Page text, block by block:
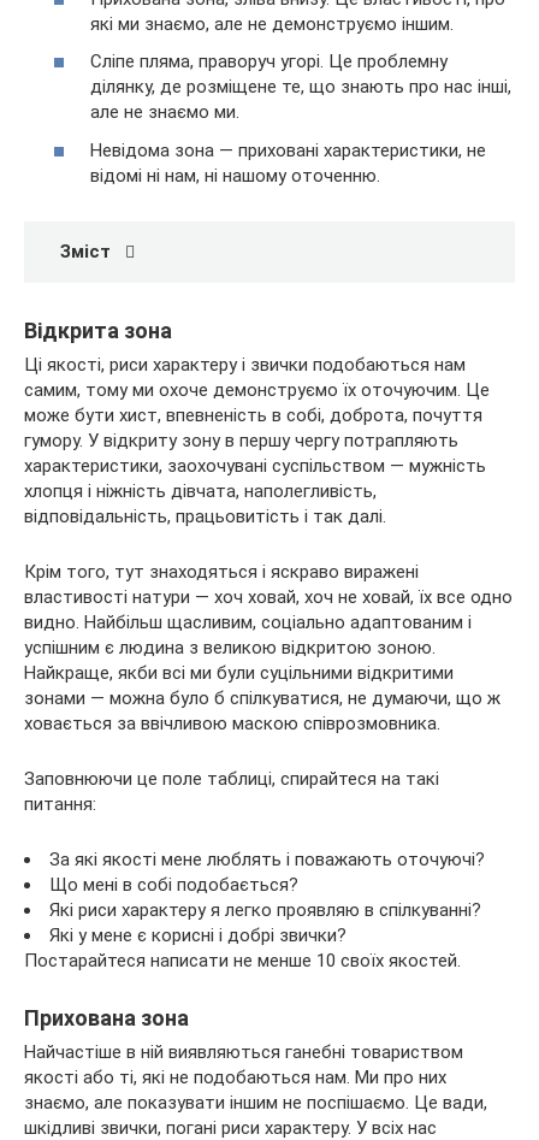
які ми знаємо, але не демонструємо іншим.
Сліпе пляма, праворуч угорі. Це проблемну
ділянку, де розміщене те, що знають про нас інші,
але не знаємо ми.
Невідома зона — приховані характеристики, не
відомі ні нам, ні нашому оточенню.
Зміст
Відкрита зона
Ці якості, риси характеру і звички подобаються нам
самим, тому ми охоче демонструємо їх оточуючим. Це
може бути хист, впевненість в собі, доброта, почуття
гумору. У відкриту зону в першу чергу потрапляють
характеристики, заохочувані суспільством — мужність
хлопця і ніжність дівчата, наполегливість,
відповідальність, працьовитість і так далі.
Крім того, тут знаходяться і яскраво виражені
властивості натури — хоч ховай, хоч не ховай, їх все одно
видно. Найбільш щасливим, соціально адаптованим і
успішним є людина з великою відкритою зоною.
Найкраще, якби всі ми були суцільними відкритими
зонами — можна було б спілкуватися, не думаючи, що ж
ховається за ввічливою маскою співрозмовника.
Заповнюючи це поле таблиці, спирайтеся на такі
питання:
За які якості мене люблять і поважають оточуючі?
Що мені в собі подобається?
Які риси характеру я легко проявляю в спілкуванні?
Які у мене є корисні і добрі звички?
Постарайтеся написати не менше 10 своїх якостей.
Прихована зона
Найчастіше в ній виявляються ганебні товариством
якості або ті, які не подобаються нам. Ми про них
знаємо, але показувати іншим не поспішаємо. Це вади,
шкідливі звички, погані риси характеру. У всіх нас